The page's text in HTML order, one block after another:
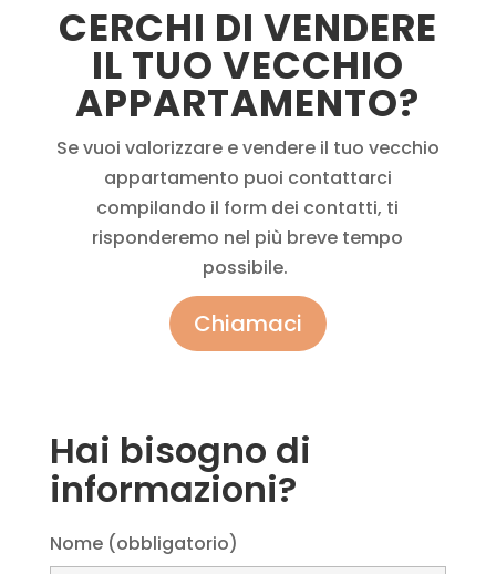
CERCHI DI VENDERE
IL TUO VECCHIO
APPARTAMENTO?
Se vuoi valorizzare e vendere il tuo vecchio
appartamento puoi contattarci
compilando il form dei contatti, ti
risponderemo nel più breve tempo
possibile.
Chiamaci
Hai bisogno di
informazioni?
Nome (obbligatorio)